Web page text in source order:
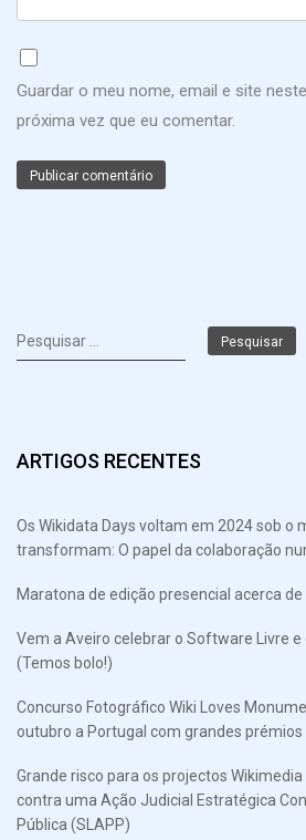
Guardar o meu nome, email e site
próxima vez que eu comentar.
Pesquisar
por:
ARTIGOS RECENTES
Os Wikidata Days voltam em 2024 sob o
transformam: O papel da colaboração
Maratona de edição presencial acerca
Vem a Aveiro celebrar o Software Livre e
(Temos bolo!)
Concurso Fotográfico Wiki Loves
outubro a Portugal com grandes prémios
Grande risco para os projectos
contra uma Ação Judicial Estratégica
Pública (SLAPP)